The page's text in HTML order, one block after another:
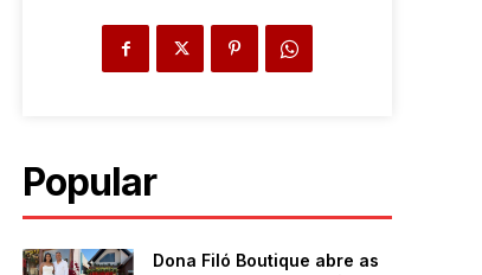
Popular
Dona Filó Boutique abre as